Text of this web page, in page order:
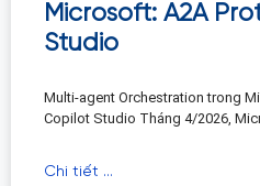
Microsoft: A2A
Studio
Multi-agent Orchestration trong
Copilot Studio Tháng 4/2026,
Chi tiết ...